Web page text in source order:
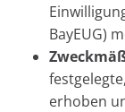
BayEUG)
erhoben